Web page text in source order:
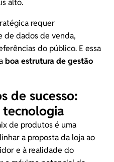
alto.
requer
de dados de venda,
do público. E essa
boa estrutura de gestão
de sucesso:
de produtos é uma
a proposta da loja ao
e à realidade do